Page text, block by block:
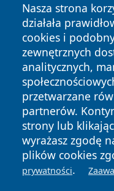
Nasza strona
działała
cookies i
zewnętrznych
analitycznych,
przetwarzane
partnerów.
strony lub
wyrażasz zgodę
plików cookies
prywatności.
Copyright © 2026
zastrzeżone.
News Autorzy